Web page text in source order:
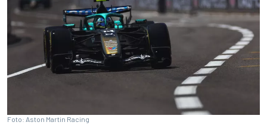
Foto: Aston Martin Racing